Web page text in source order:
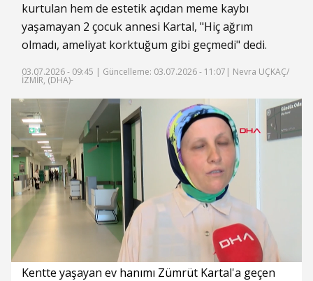
kurtulan hem de estetik açıdan meme kaybı
yaşamayan 2 çocuk annesi Kartal, "Hiç ağrım
olmadı, ameliyat korktuğum gibi geçmedi" dedi.
03.07.2026 - 09:45 | Güncelleme: 03.07.2026 - 11:07 | Nevra UÇKAÇ/
İZMİR, (DHA)-
Toplam
0%
0%
Kentte yaşayan ev hanımı Zümrüt Kartal'a geçen